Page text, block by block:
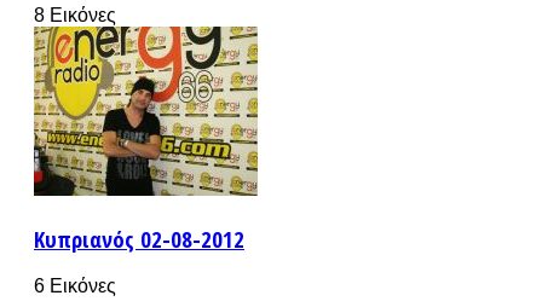
8 Εικόνες
Κυπριανός 02-08-2012
6 Εικόνες